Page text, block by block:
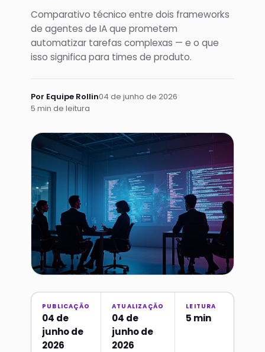
Comparativo técnico entre dois frameworks
de agentes de IA que prometem
automatizar tarefas complexas — e o que
isso significa para times de produto.
Por Equipe Rollin04 de junho de 2026
5 min de leitura
PUBLICAÇÃO
04 de
junho de
2026
ATUALIZAÇÃO
04 de
junho de
2026
LEITURA
5 min